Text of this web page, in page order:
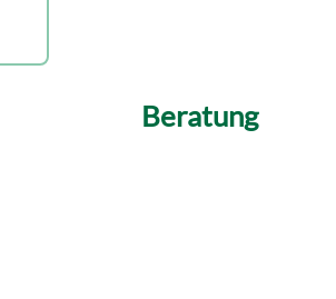
Beratung